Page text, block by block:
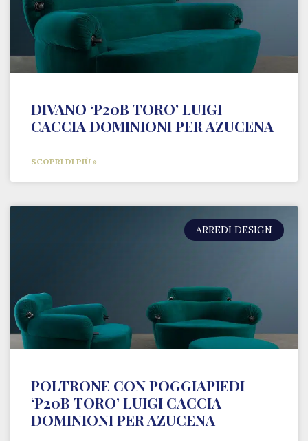
DIVANO ‘P20B TORO’ LUIGI
CACCIA DOMINIONI PER AZUCENA
SCOPRI DI PIÙ »
ARREDI DESIGN
POLTRONE CON POGGIAPIEDI
‘P20B TORO’ LUIGI CACCIA
DOMINIONI PER AZUCENA